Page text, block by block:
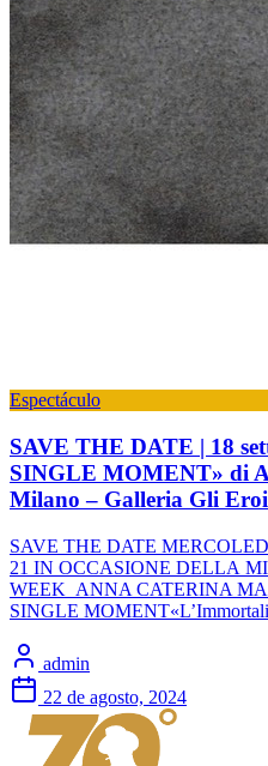
Espectáculo
SAVE THE DATE | 18
SINGLE MOMENT» di
Milano – Galleria Gli
SAVE THE DATE
21 IN OCCASIONE DELLA
WEEK ANNA CATERINA
SINGLE
admin
22 de agosto, 2024